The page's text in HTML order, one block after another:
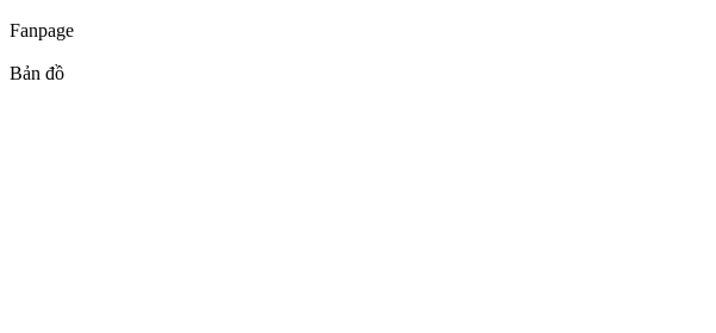
Fanpage
Bản đồ